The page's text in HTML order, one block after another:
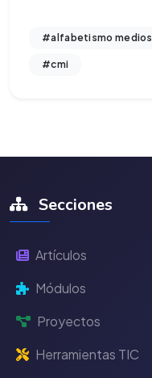
#alfabetismo medios
#cmi
Secciones
Artículos
Módulos
Proyectos
Herramientas TIC